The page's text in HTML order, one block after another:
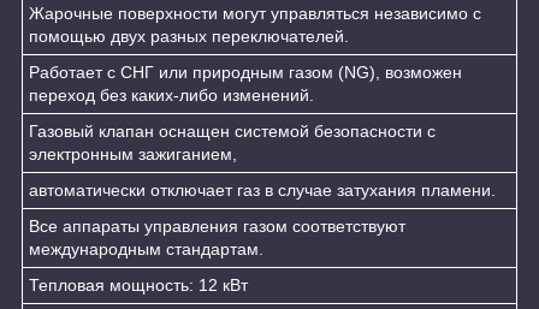
Жарочные поверхности могут управляться независимо с
помощью двух разных переключателей.
Работает с СНГ или природным газом (NG), возможен
переход без каких-либо изменений.
Газовый клапан оснащен системой безопасности с
электронным зажиганием,
автоматически отключает газ в случае затухания пламени.
Все аппараты управления газом соответствуют
международным стандартам.
Тепловая мощность: 12 кВт